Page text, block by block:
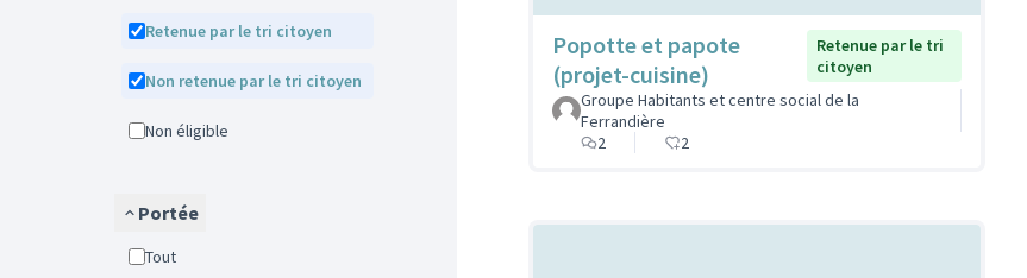
Retenue par le tri citoyen
Non retenue par le tri citoyen
Non éligible
Portée
Tout
Popotte et papote
(projet-cuisine)
Retenue par le tri
citoyen
Groupe Habitants et centre social de la
Ferrandière
2
2